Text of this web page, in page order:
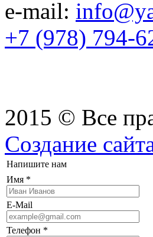
e-mail:
+7 (978) 794-
2015 © Все
Создание
Напишите нам
Имя *
E-Mail
Телефон *